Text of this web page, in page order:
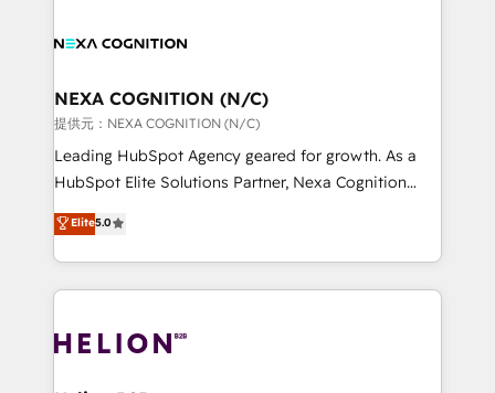
all businesses, from start-up to Enterprise, and have
the world. Our human approach to digital
transformation is designed for businesses who want
to grow. And we're passionate about APAC
businesses leading the world in technology, agility
record migrating businesses from CRM & Marketing
Platforms such as Salesforce, Dynamics, Pipedrive,
with attract and retain customers, manage their
business people and processes, and how they
NEXA COGNITION (N/C)
提供元：NEXA COGNITION (N/C)
Leading HubSpot Agency geared for growth. As a
HubSpot Elite Solutions Partner, Nexa Cognition
ranks in the top 1% of global HubSpot Partners and
has been one of the longest-standing partners since
2012. We empower businesses to harness the full
potential of HubSpot by combining strategic
bespoke HubSpot solutions tailored to drive
Elite5.0